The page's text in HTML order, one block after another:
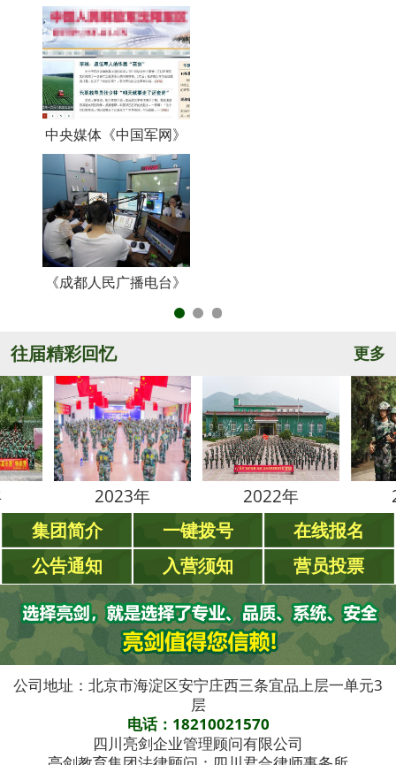
中央媒体《中国军网》
《成都人民广播电台》
往届精彩回忆 更多
2023年 2022年 2021
集团简介 一键拨号
在线报名
公告通知
入营须知 营员投票
公司地址：北京市海淀区安宁庄西三条宜品上层一单元3
层
电话：18210021570
四川亮剑企业管理顾问有限公司